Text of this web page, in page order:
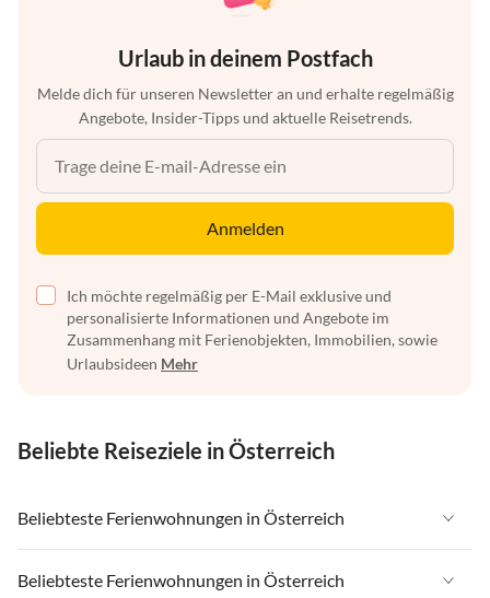
Urlaub in deinem Postfach
Melde dich für unseren Newsletter an und erhalte regelmäßig
Angebote, Insider-Tipps und aktuelle Reisetrends.
Anmelden
Ich möchte regelmäßig per E-Mail exklusive und
personalisierte Informationen und Angebote im
Zusammenhang mit Ferienobjekten, Immobilien, sowie
Urlaubsideen Mehr
Beliebte Reiseziele in Österreich
Beliebteste Ferienwohnungen in Österreich
Ferienwohnungen in Österreich
Beliebteste Ferienwohnungen in Österreich